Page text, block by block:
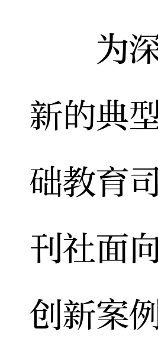
为深
新的典
础教育
刊社面
创新案